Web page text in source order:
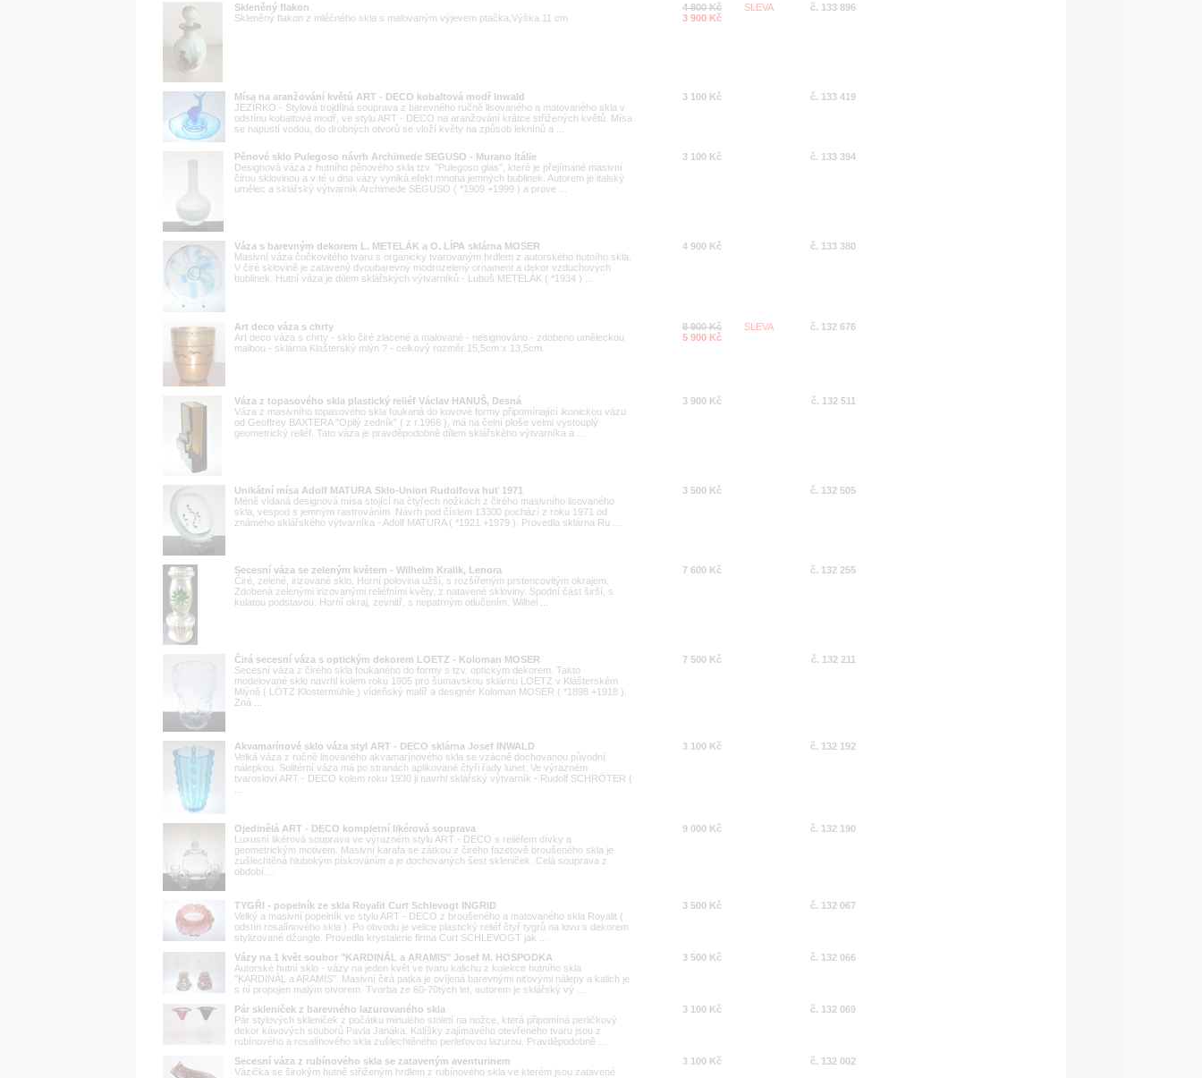
Skleněný flakon
Skleněný flakon z mléčného skla s malovaným výjevem ptačka,Výška 11 cm
4 800 Kč
3 900 Kč
SLEVA č. 133 896
Mísa na aranžování květů ART - DECO kobaltová modř Inwald
JEZÍRKO - Stylová trojdílná souprava z barevného ručně lisovaného a matovaného skla v
odstínu kobaltová modř, ve stylu ART - DECO na aranžování krátce střižených květů. Mísa
se napustí vodou, do drobných otvorů se vloží květy na způsob leknínů a ...
3 100 Kč č. 133 419
Pěnové sklo Pulegoso návrh Archimede SEGUSO - Murano Itálie
Designová váza z hutního pěnového skla tzv. "Pulegoso glas", které je přejímané masivní
čirou sklovinou a v té u dna vázy vyniká efekt mnoha jemných bublinek. Autorem je italský
umělec a sklářský výtvarník Archimede SEGUSO ( *1909 +1999 ) a prove ...
3 100 Kč č. 133 394
Váza s barevným dekorem L. METELÁK a O. LÍPA sklárna MOSER
Masivní váza čočkovitého tvaru s organicky tvarovaným hrdlem z autorského hutního skla.
V čiré sklovině je zatavený dvoubarevný modrozelený ornament a dekor vzduchových
bublinek. Hutní váza je dílem sklářských výtvarníků - Luboš METELÁK ( *1934 ) ...
4 900 Kč č. 133 380
Art deco váza s chrty
Art deco váza s chrty - sklo čiré zlacené a malované - nesignováno - zdobeno uměleckou
malbou - sklárna Klašterský mlýn ? - celkový rozměr 15,5cm x 13,5cm.
8 900 Kč
5 900 Kč
SLEVA č. 132 676
Váza z topasového skla plastický reliéf Václav HANUŠ, Desná
Váza z masivního topasového skla foukaná do kovové formy připomínající ikonickou vázu
od Geoffrey BAXTERA "Opilý zedník" ( z r.1966 ), má na čelní ploše velmi vystouplý
geometrický reliéf. Tato váza je pravděpodobně dílem sklářského výtvarníka a ...
3 900 Kč č. 132 511
Unikátní mísa Adolf MATURA Sklo-Union Rudolfova huť 1971
Méně vídaná designová mísa stojící na čtyřech nožkách z čirého masivního lisovaného
skla, vespod s jemným rastrováním. Návrh pod číslem 13300 pochází z roku 1971 od
známého sklářského výtvarníka - Adolf MATURA ( *1921 +1979 ). Provedla sklárna Ru ...
3 500 Kč č. 132 505
Secesní váza se zeleným květem - Wilhelm Kralik, Lenora
Čiré, zelené, irizované sklo. Horní polovina užší, s rozšířeným prstencovitým okrajem.
Zdobená zelenými irizovanými reliéfními květy, z natavené skloviny. Spodní část širší, s
kulatou podstavou. Horní okraj, zevnitř, s nepatrným otlučením. Wilhel ...
7 600 Kč č. 132 255
Čirá secesní váza s optickým dekorem LOETZ - Koloman MOSER
Secesní váza z čirého skla foukaného do formy s tzv. optickým dekorem. Takto
modelované sklo navrhl kolem roku 1905 pro šumavskou sklárnu LOETZ v Klášterském
Mlýně ( LÖTZ Klostermühle ) vídeňský malíř a designér Koloman MOSER ( *1898 +1918 ).
Zná ...
7 500 Kč č. 132 211
Akvamarínové sklo váza styl ART - DECO sklárna Josef INWALD
Velká váza z ručně lisovaného akvamarínového skla se vzácně dochovanou původní
nálepkou. Solitérní váza má po stranách aplikované čtyři řady lunet. Ve výrazném
tvarosloví ART - DECO kolem roku 1930 ji navrhl sklářský výtvarník - Rudolf SCHRÖTER (
3 100 Kč č. 132 192
Ojedinělá ART - DECO kompletní likérová souprava
Luxusní likérová souprava ve výrazném stylu ART - DECO s reliéfem dívky a
geometrickým motivem. Masivní karafa se zátkou z čirého fazetově broušeného skla je
zušlechtěná hlubokým pískováním a je dochovaných šest skleniček. Celá souprava z
období ...
9 000 Kč č. 132 190
TYGŘI - popelník ze skla Royalit Curt Schlevogt INGRID
Velký a masivní popelník ve stylu ART - DECO z broušeného a matovaného skla Royalit (
odstín rosalínového skla ). Po obvodu je velice plastický reliéf čtyř tygrů na lovu s dekorem
stylizované džungle. Provedla krystalerie firma Curt SCHLEVOGT jak ...
3 500 Kč č. 132 067
Vázy na 1 květ soubor "KARDINÁL a ARAMIS" Josef M. HOSPODKA
Autorské hutní sklo - vázy na jeden květ ve tvaru kalichu z kolekce hutního skla
"KARDINÁL a ARAMIS". Masivní čirá patka je ovíjená barevnými niťovými nálepy a kalich je
s ní propojen malým otvorem. Tvorba ze 60-70tých let, autorem je sklářský vý ...
3 500 Kč č. 132 066
Pár skleniček z barevného lazurovaného skla
Pár stylových skleniček z počátku minulého století na nožce, která připomíná perličkový
dekor kávových souborů Pavla Janáka. Kalíšky zajímavého otevřeného tvaru jsou z
rubínového a rosalínového skla zušlechtěného perleťovou lazurou. Pravděpodobně ...
3 100 Kč č. 132 069
Secesní váza z rubínového skla se zataveným aventurinem
Vázička se širokým hutně střiženým hrdlem z rubínového skla ve kterém jsou zatavené
3 100 Kč č. 132 002